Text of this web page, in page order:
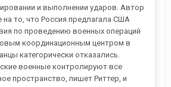
и выполнении ударов. Автор
то, что Россия предлагала США
по проведению военных операций
координационным центром в
категорически отказались.
военные контролируют все
пространство, пишет Риттер, и